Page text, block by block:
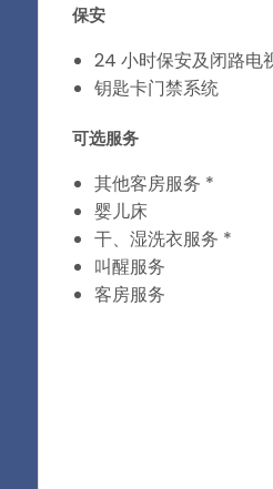
保安
24 小时保安及闭路电
钥匙卡门禁系统
可选服务
其他客房服务 *
婴儿床
干、湿洗衣服务 *
叫醒服务
客房服务